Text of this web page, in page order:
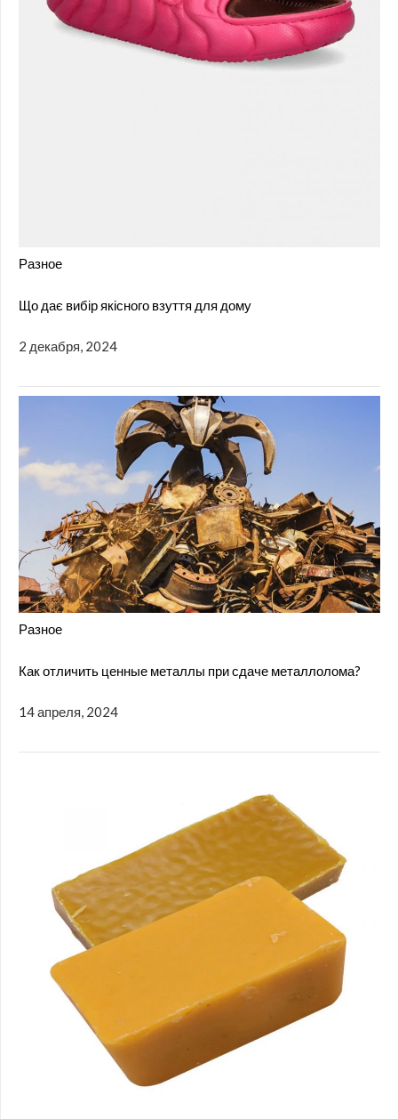
Разное
Що дає вибір якісного взуття для дому
2 декабря, 2024
Разное
Как отличить ценные металлы при сдаче металлолома?
14 апреля, 2024